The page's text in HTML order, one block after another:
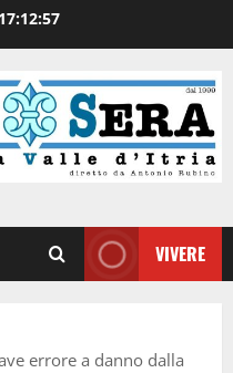
17:12:57
VIVERE
errore a danno dalla